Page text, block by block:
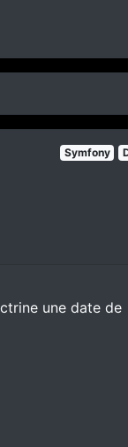
Symfony
une date de